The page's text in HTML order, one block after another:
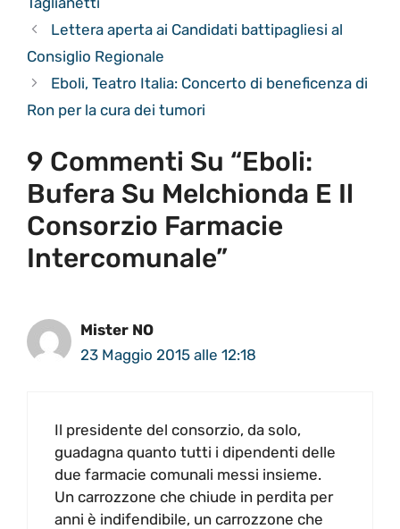
Lettera aperta ai Candidati battipagliesi al
Consiglio Regionale
Eboli, Teatro Italia: Concerto di beneficenza di
Ron per la cura dei tumori
9 Commenti Su “Eboli:
Bufera Su Melchionda E Il
Consorzio Farmacie
Intercomunale”
Mister NO
23 Maggio 2015 alle 12:18
Il presidente del consorzio, da solo,
guadagna quanto tutti i dipendenti delle
due farmacie comunali messi insieme.
Un carrozzone che chiude in perdita per
anni è indifendibile, un carrozzone che